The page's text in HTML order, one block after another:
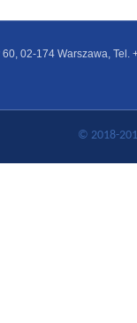
60, 02-174 Warszawa,
© 2018-